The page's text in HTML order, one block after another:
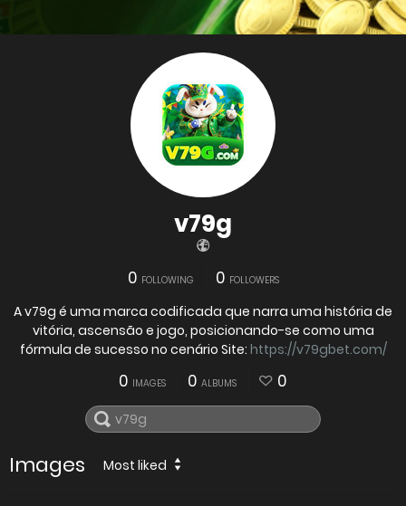
v79g
0 FOLLOWING 0 FOLLOWERS
A v79g é uma marca codificada que narra uma história de
vitória, ascensão e jogo, posicionando-se como uma
fórmula de sucesso no cenário Site: https://v79gbet.com/
0 IMAGES 0 ALBUMS 0
Images Most liked